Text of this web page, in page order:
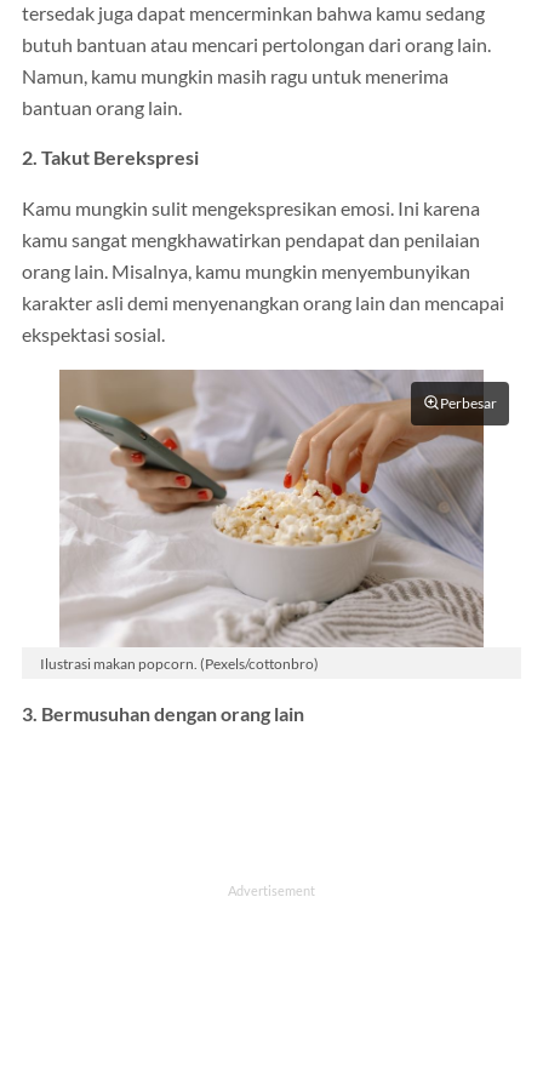
tersedak juga dapat mencerminkan bahwa kamu sedang
butuh bantuan atau mencari pertolongan dari orang lain.
Namun, kamu mungkin masih ragu untuk menerima
bantuan orang lain.
2. Takut Berekspresi
Kamu mungkin sulit mengekspresikan emosi. Ini karena
kamu sangat mengkhawatirkan pendapat dan penilaian
orang lain. Misalnya, kamu mungkin menyembunyikan
karakter asli demi menyenangkan orang lain dan mencapai
ekspektasi sosial.
Perbesar
Ilustrasi makan popcorn. (Pexels/cottonbro)
3. Bermusuhan dengan orang lain